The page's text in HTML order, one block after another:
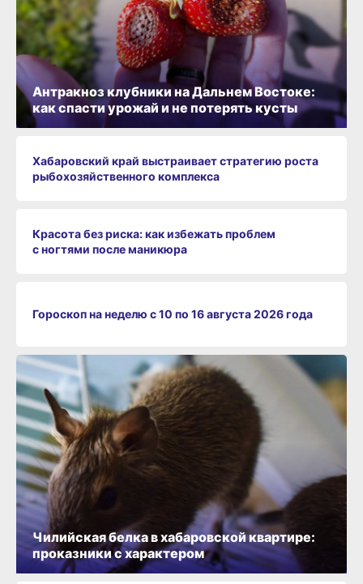
Антракноз клубники на Дальнем Востоке:
как спасти урожай и не потерять кусты
Хабаровский край выстраивает стратегию роста
рыбохозяйственного комплекса
Красота без риска: как избежать проблем
с ногтями после маникюра
Гороскоп на неделю с 10 по 16 августа 2026 года
Чилийская белка в хабаровской квартире:
проказники с характером